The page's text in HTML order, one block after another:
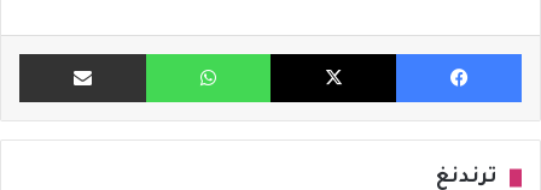
فيسبوك X واتساب مشاركة
ترندنغ